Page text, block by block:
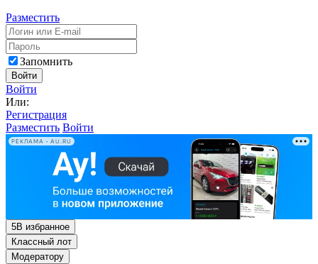
Разместить
Запомнить
Войти
Войти
Или:
Регистрация
Разместить Войти
РЕКЛАМА • AU.RU
5В избранное
Классный лот
Модератору